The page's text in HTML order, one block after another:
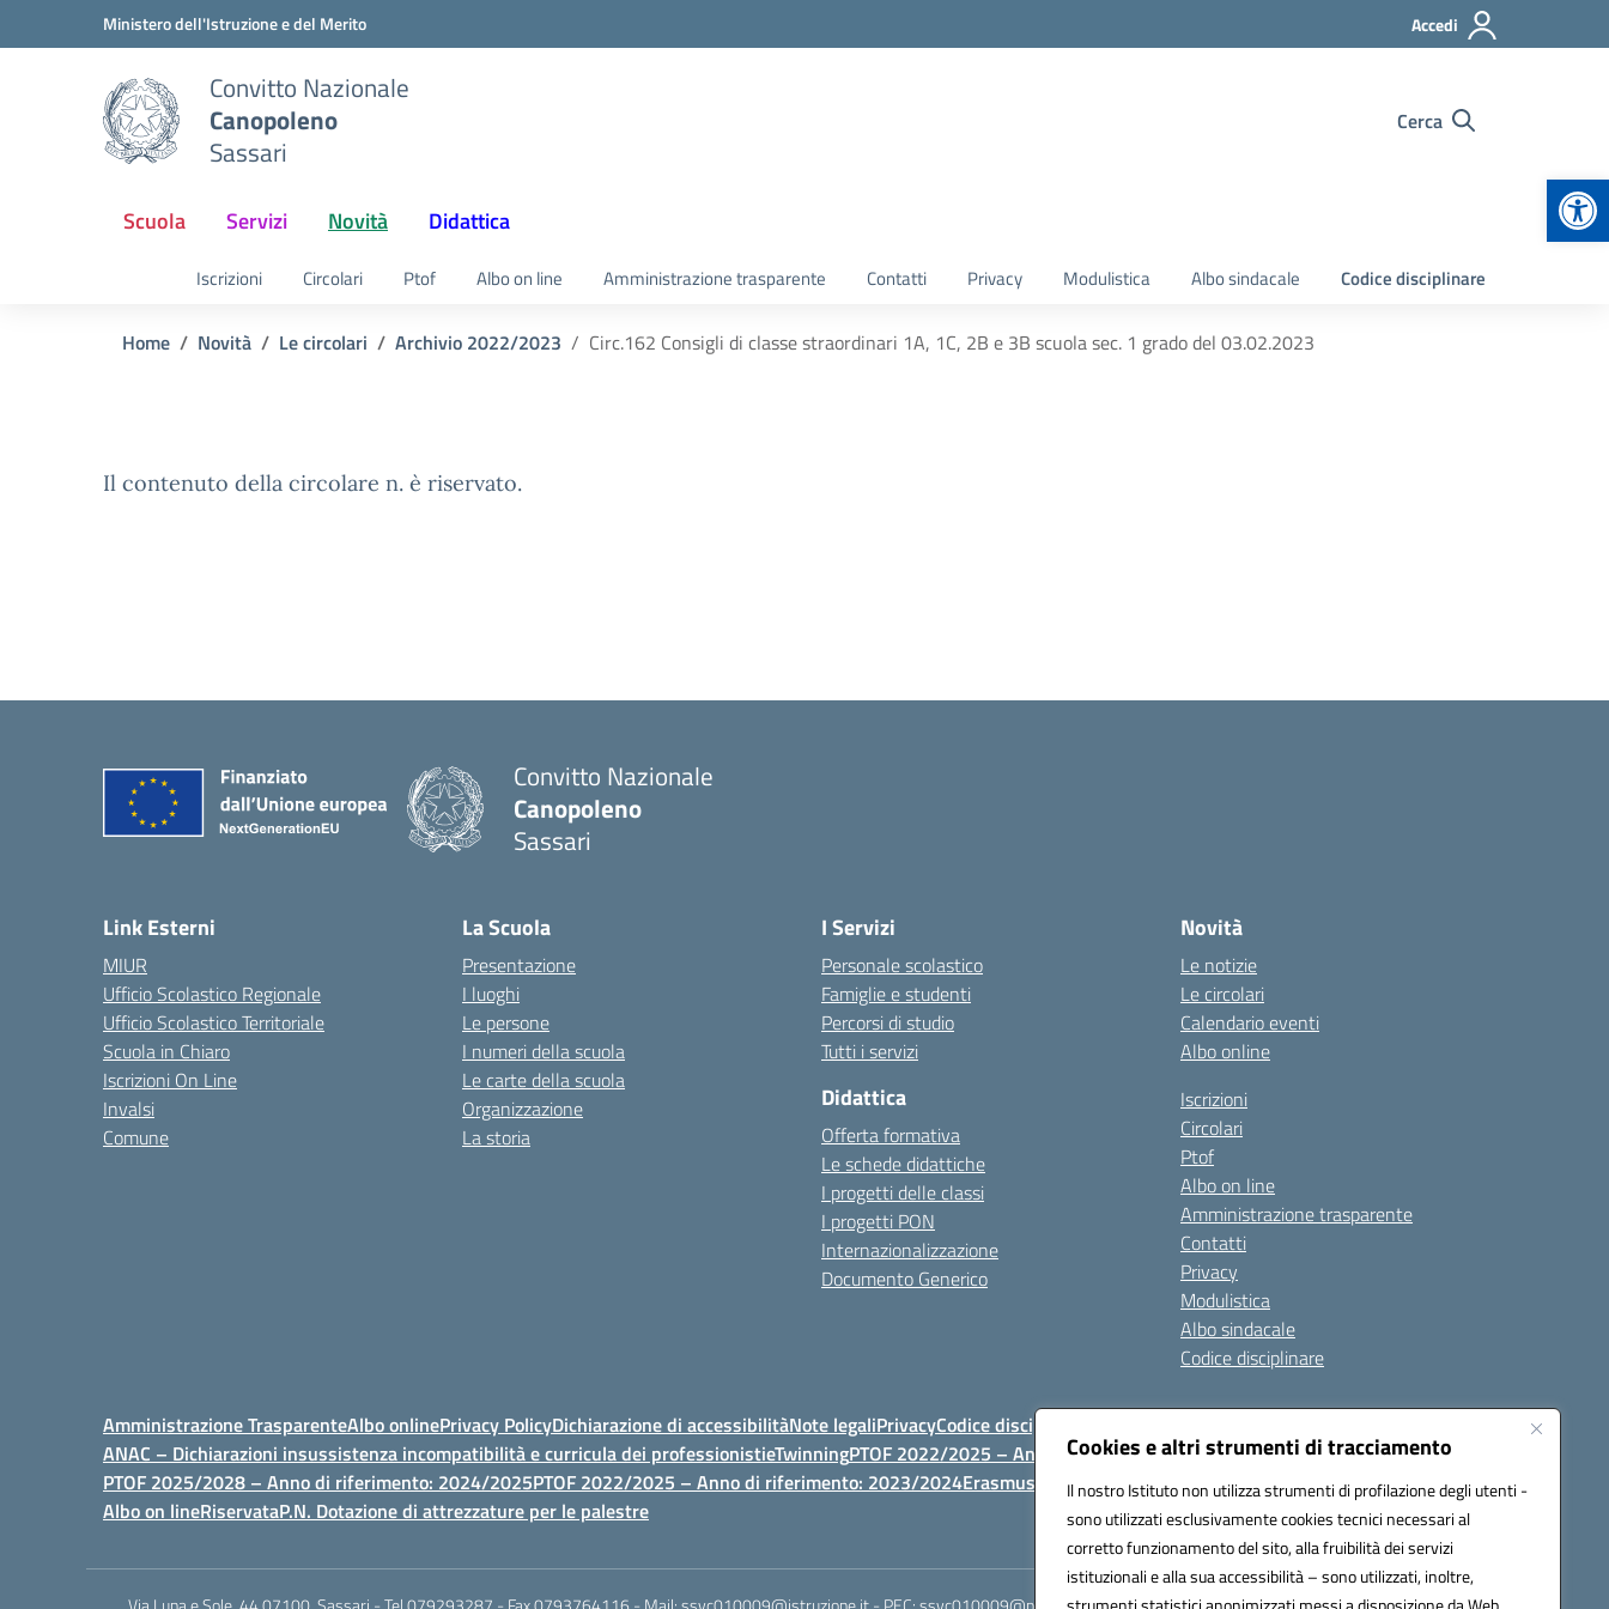
Cookies e altri strumenti di tracciamento
Il nostro Istituto non utilizza strumenti di profilazione degli utenti -
sono utilizzati esclusivamente cookies tecnici necessari al
corretto funzionamento del sito, alla fruibilità dei servizi
istituzionali e alla sua accessibilità – sono utilizzati, inoltre,
Vai ai contenuti
Vai al menu di navigazioneMinistero dell'Istruzione e del Merito Accedi
Convitto Nazionale
Canopoleno
Sassari
Cerca
Scuola Servizi Novità Didattica
Iscrizioni Circolari Ptof Albo on line Amministrazione trasparente Contatti Privacy Modulistica Albo sindacale Codice disciplinare
Home Novità Le circolari Archivio 2022/2023 Circ.162 Consigli di classe straordinari 1A, 1C, 2B e 3B scuola sec. 1 grado del 03.02.2023
Il contenuto della circolare n. è riservato.
Convitto Nazionale
Canopoleno
Sassari
Link Esterni
MIUR
Ufficio Scolastico Regionale
Ufficio Scolastico Territoriale
Scuola in Chiaro
Iscrizioni On Line
Invalsi
Comune
La Scuola
Presentazione
I luoghi
Le persone
I numeri della scuola
Le carte della scuola
Organizzazione
La storia
I Servizi
Personale scolastico
Famiglie e studenti
Percorsi di studio
Tutti i servizi
Didattica
Offerta formativa
Le schede didattiche
I progetti delle classi
I progetti PON
Internazionalizzazione
Documento Generico
Novità
Le notizie
Le circolari
Calendario eventi
Albo online
Iscrizioni
Circolari
Ptof
Albo on line
Amministrazione trasparente
Contatti
Privacy
Modulistica
Albo sindacale
Codice disciplinare
Amministrazione TrasparenteAlbo onlinePrivacy PolicyDichiarazione di accessibilitàNote legaliPrivacyCodice disciplinare e di comportamento
ANAC – Dichiarazioni insussistenza incompatibilità e curricula dei professionistieTwinningPTOF 2022/2025 – Anno di riferimento: 2024/2025
PTOF 2025/2028 – Anno di riferimento: 2024/2025PTOF 2022/2025 – Anno di riferimento: 2023/2024Erasmus PTOF 2025/2028 – Anno di riferimento: 2025/2026
Albo on lineRiservataP.N. Dotazione di attrezzature per le palestre